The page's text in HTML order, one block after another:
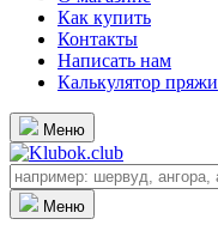
Как купить
Контакты
Написать нам
Калькулятор пряжи
Меню
Меню